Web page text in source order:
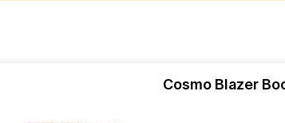
Cosmo Blazer